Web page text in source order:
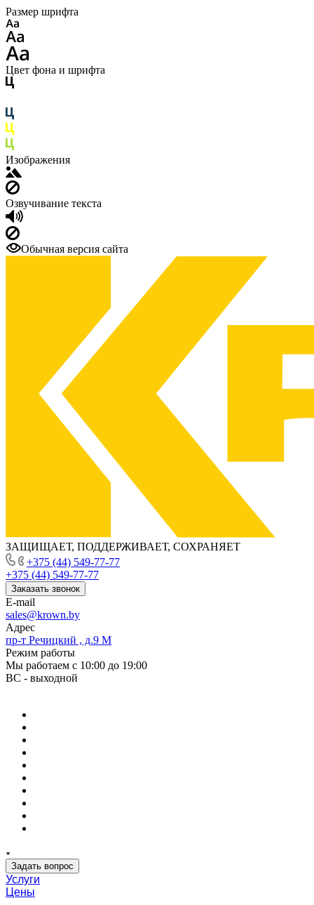
Размер шрифта
Цвет фона и шрифта
Изображения
Озвучивание текста
Обычная версия сайта
ЗАЩИЩАЕТ, ПОДДЕРЖИВАЕТ, СОХРАНЯЕТ
+375 (44) 549-77-77
+375 (44) 549-77-77
Заказать звонок
E-mail
sales@krown.by
Адрес
пр-т Речицкий , д.9 М
Режим работы
Мы работаем с 10:00 до 19:00
ВС - выходной
Задать вопрос
Услуги
Цены